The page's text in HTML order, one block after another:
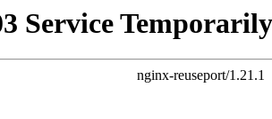
Service
nginx-reuseport/1.21.1